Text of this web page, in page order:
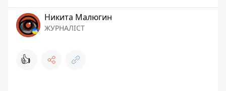
Никита Малюгин
ЖУРНАЛІСТ
👍